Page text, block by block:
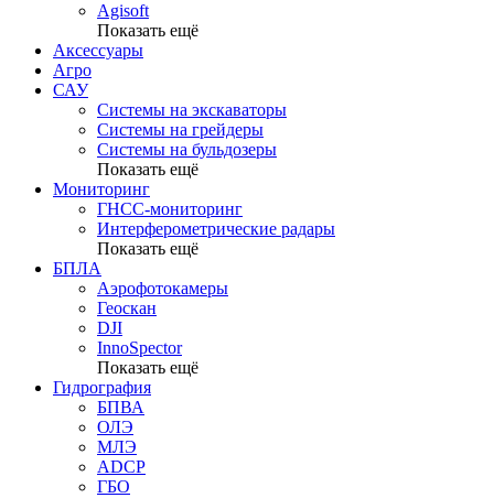
Agisoft
Показать ещё
Аксессуары
Агро
САУ
Системы на экскаваторы
Системы на грейдеры
Системы на бульдозеры
Показать ещё
Мониторинг
ГНСС-мониторинг
Интерферометрические радары
Показать ещё
БПЛА
Аэрофотокамеры
Геоскан
DJI
InnoSpector
Показать ещё
Гидрография
БПВА
ОЛЭ
МЛЭ
ADCP
ГБО